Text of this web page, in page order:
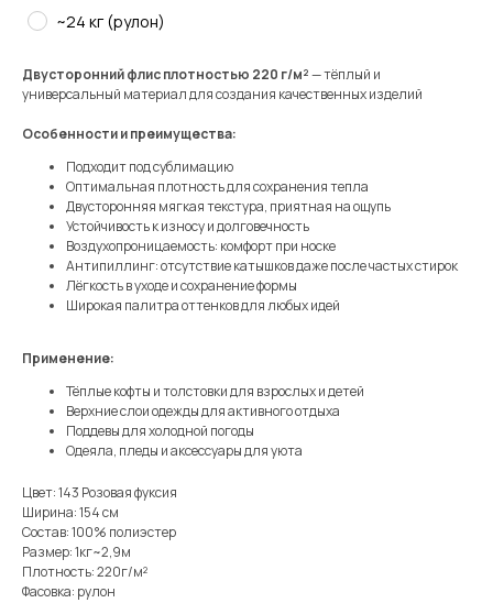
~24 кг (рулон)
Двусторонний флис плотностью 220 г/м²— тёплый и
универсальный материал для создания качественных изделий
Особенности и преимущества:
Подходит под сублимацию
Оптимальная плотность для сохранения тепла
Двусторонняя мягкая текстура, приятная на ощупь
Устойчивость к износу и долговечность
Воздухопроницаемость: комфорт при носке
Антипиллинг: отсутствие катышков даже после частых стирок
Лёгкость в уходе и сохранение формы
Широкая палитра оттенков для любых идей
Применение:
Тёплые кофты и толстовки для взрослых и детей
Верхние слои одежды для активного отдыха
Поддевы для холодной погоды
Одеяла, пледы и аксессуары для уюта
Цвет: 143 Розовая фуксия
Ширина: 154 см
Состав: 100% полиэстер
Размер: 1кг~2,9м
Плотность: 220г/м²
Фасовка: рулон